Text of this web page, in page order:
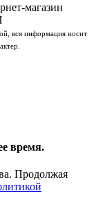
магазин
вся информация носит
время.
Продолжая